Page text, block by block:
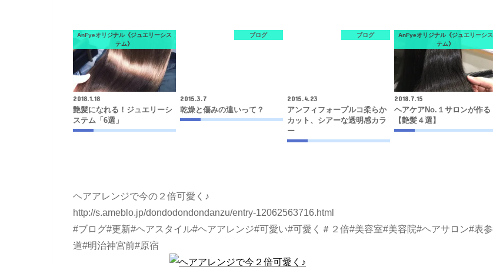
AnFyeオリジナル《ジュエリーシス
テム》
2018.1.18
艶髪になれる！ジュエリーシ
ステム「6選」
ブログ
2015.3.7
乾燥と傷みの違いって？
ブログ
2015.4.23
アンフィフォープルコ柔らか
カット、シアーな透明感カラ
ー
AnFyeオリジナル《ジュエリーシス
テム》
2018.7.15
ヘアケアNo.１サロンが作る
【艶髪４選】
ヘアアレンジで今の２倍可愛く♪
http://s.ameblo.jp/dondodondondanzu/entry-12062563716.html
#ブログ#更新#ヘアスタイル#ヘアアレンジ#可愛い#可愛く＃２倍#美容室#美容院#ヘアサロン#表参
道#明治神宮前#原宿